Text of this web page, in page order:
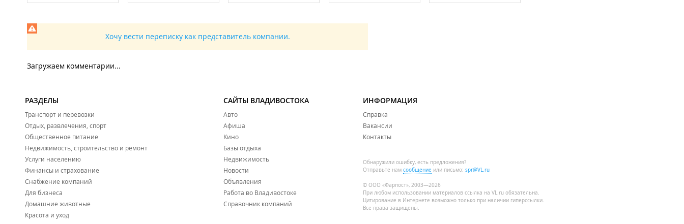
Хочу вести переписку как представитель компании.
Загружаем комментарии...
РАЗДЕЛЫ
Транспорт и перевозки
Отдых, развлечения, спорт
Общественное питание
Недвижимость, строительство и ремонт
Услуги населению
Финансы и страхование
Снабжение компаний
Для бизнеса
Домашние животные
Красота и уход
САЙТЫ ВЛАДИВОСТОКА
Авто
Афиша
Кино
Базы отдыха
Недвижимость
Новости
Объявления
Работа во Владивостоке
Справочник компаний
ИНФОРМАЦИЯ
Справка
Вакансии
Контакты
Обнаружили ошибку, есть предложения?
Отправьте нам сообщение или письмо: spr@VL.ru
© ООО «Фарпост», 2003—2026
При любом использовании материалов ссылка на VL.ru обязательна.
Цитирование в Интернете возможно только при наличии гиперссылки.
Все права защищены.